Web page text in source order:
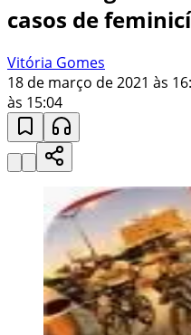
casos de
Vitória Gomes
18 de março de 2021 às
às 15:04